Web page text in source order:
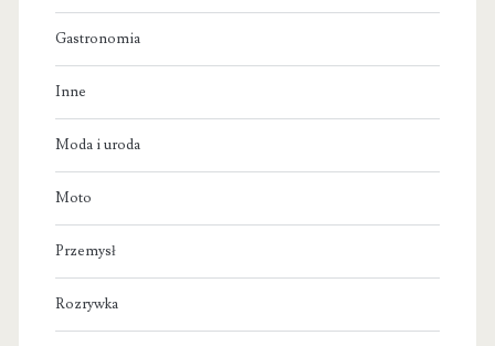
Gastronomia
Inne
Moda i uroda
Moto
Przemysł
Rozrywka